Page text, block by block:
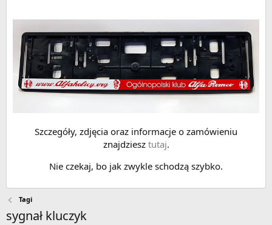
Szczegóły, zdjęcia oraz informacje o zamówieniu
znajdziesz tutaj.
Nie czekaj, bo jak zwykle schodzą szybko.
Tagi
sygnał kluczyk